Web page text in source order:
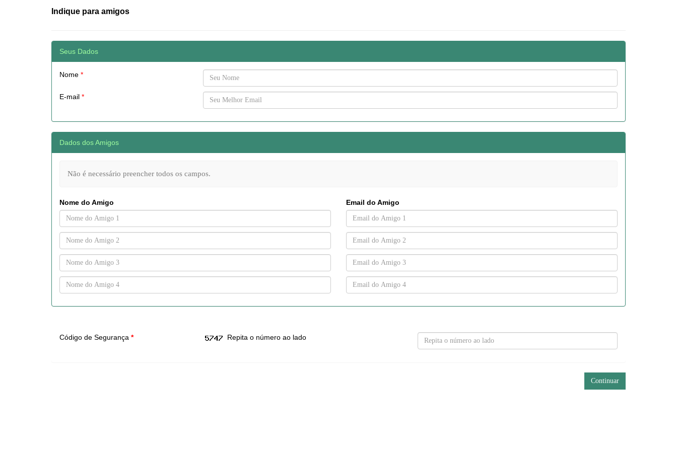
Indique para amigos
Seus Dados
Nome *
E-mail *
Dados dos Amigos
Não é necessário preencher todos os campos.
Nome do Amigo Email do Amigo
Código de Segurança * Repita o número ao lado